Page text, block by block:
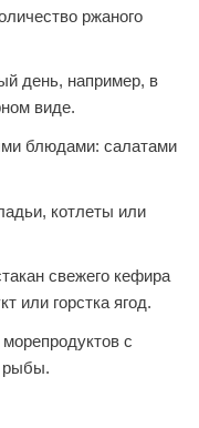
ржаного
день, например, в
виде.
блюдами: салатами
котлеты или
свежего кефира
или горстка ягод.
с
рыбы.